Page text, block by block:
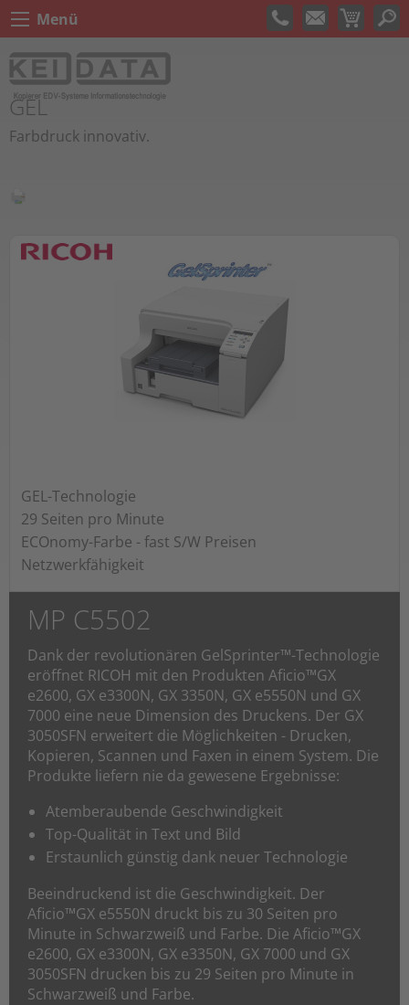
Menü
GEL
Farbdruck innovativ.
GEL-Technologie
29 Seiten pro Minute
ECOnomy-Farbe - fast S/W Preisen
Netzwerkfähigkeit
MP C5502
Dank der revolutionären GelSprinter™-Technologie
eröffnet RICOH mit den Produkten Aficio™GX
e2600, GX e3300N, GX 3350N, GX e5550N und GX
7000 eine neue Dimension des Druckens. Der GX
3050SFN erweitert die Möglichkeiten - Drucken,
Kopieren, Scannen und Faxen in einem System. Die
Produkte liefern nie da gewesene Ergebnisse:
Atemberaubende Geschwindigkeit
Top-Qualität in Text und Bild
Erstaunlich günstig dank neuer Technologie
Beeindruckend ist die Geschwindigkeit. Der
Aficio™GX e5550N druckt bis zu 30 Seiten pro
Minute in Schwarzweiß und Farbe. Die Aficio™GX
e2600, GX e3300N, GX e3350N, GX 7000 und GX
3050SFN drucken bis zu 29 Seiten pro Minute in
Schwarzweiß und Farbe.